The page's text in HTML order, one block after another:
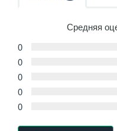
Средняя
0
0
0
0
0